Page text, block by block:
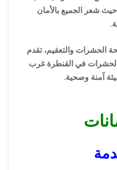
حيث شعر الجميع بالأمان
الحشرات والتعقيم، تقدم
الحشرات في القنطرة غرب
آمنة وصحية.